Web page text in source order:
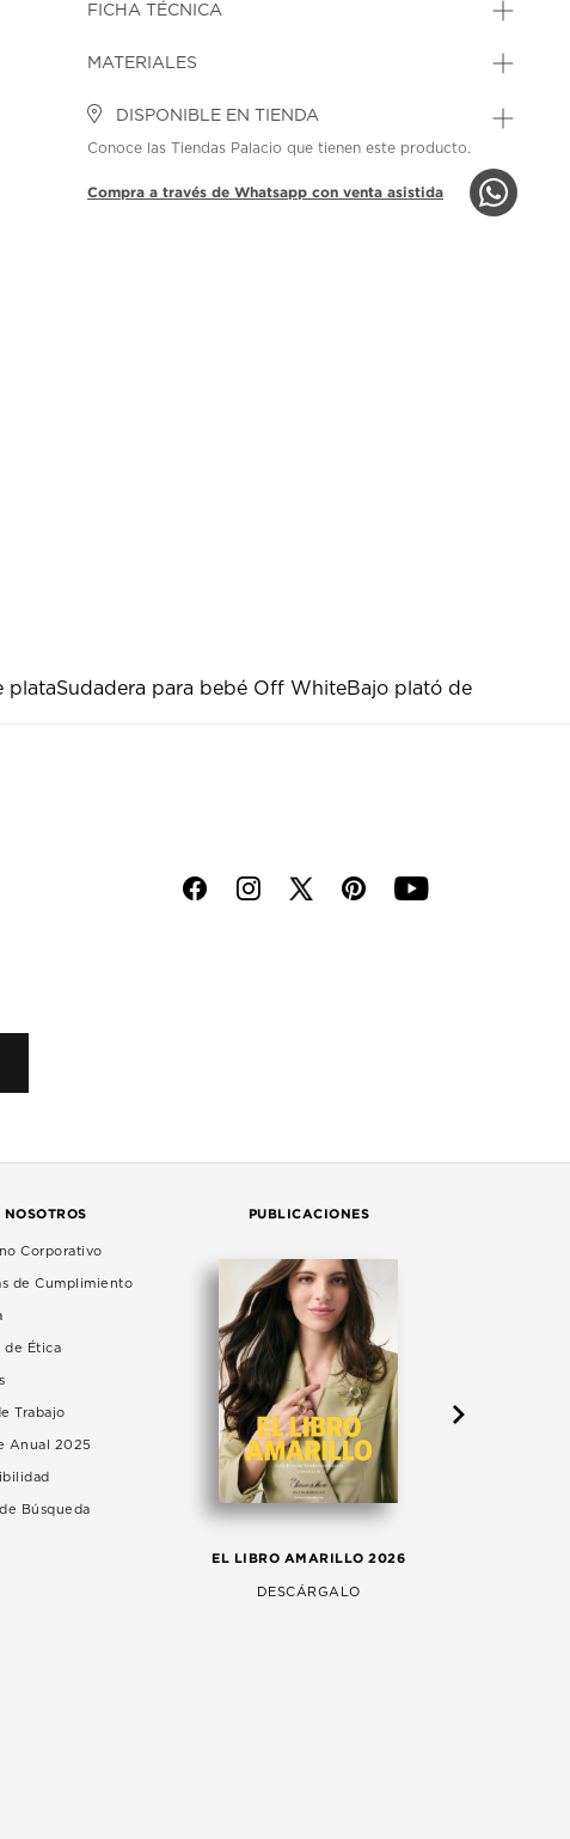
FICHA TÉCNICA
MATERIALES
DISPONIBLE EN TIENDA
Conoce las Tiendas Palacio que tienen este producto.
Compra a través de Whatsapp con venta asistida
plataSudadera para bebé Off WhiteBajo plató de
f i p y
NOSOTROS
Corporativo
de Cumplimiento
de Ética
Trabajo
Anual 2025
Búsqueda
PUBLICACIONES
EL LIBRO AMARILLO 2026
DESCÁRGALO